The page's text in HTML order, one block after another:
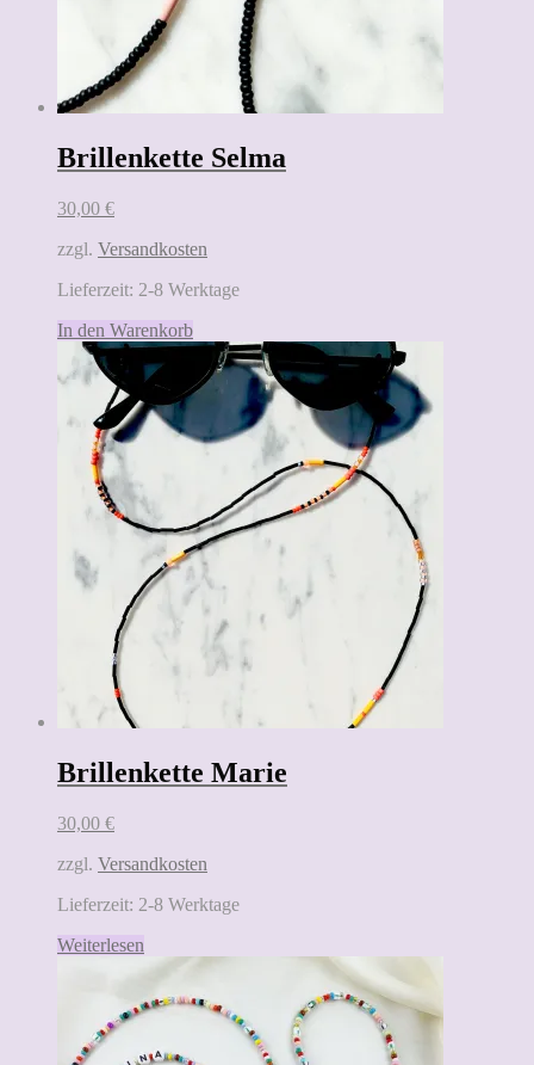
Brillenkette Selma
30,00 €
zzgl. Versandkosten
Lieferzeit: 2-8 Werktage
In den Warenkorb
Brillenkette Marie
30,00 €
zzgl. Versandkosten
Lieferzeit: 2-8 Werktage
Weiterlesen